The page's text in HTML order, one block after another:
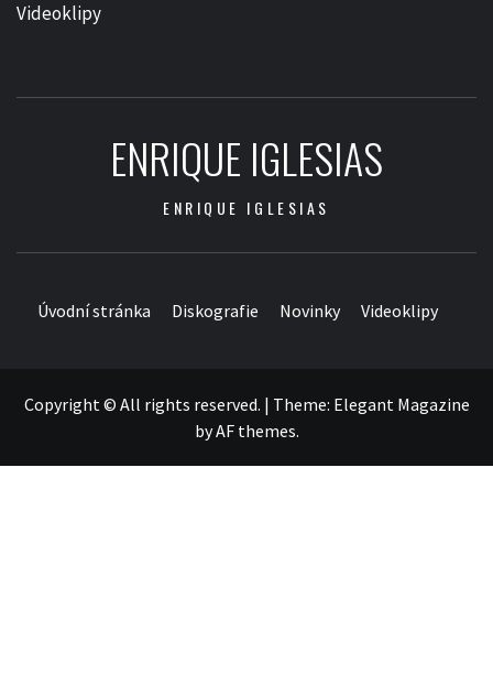
Videoklipy
ENRIQUE IGLESIAS
ENRIQUE IGLESIAS
Úvodní stránka Diskografie Novinky Videoklipy
Copyright © All rights reserved. | Theme: Elegant Magazine
byAF themes.